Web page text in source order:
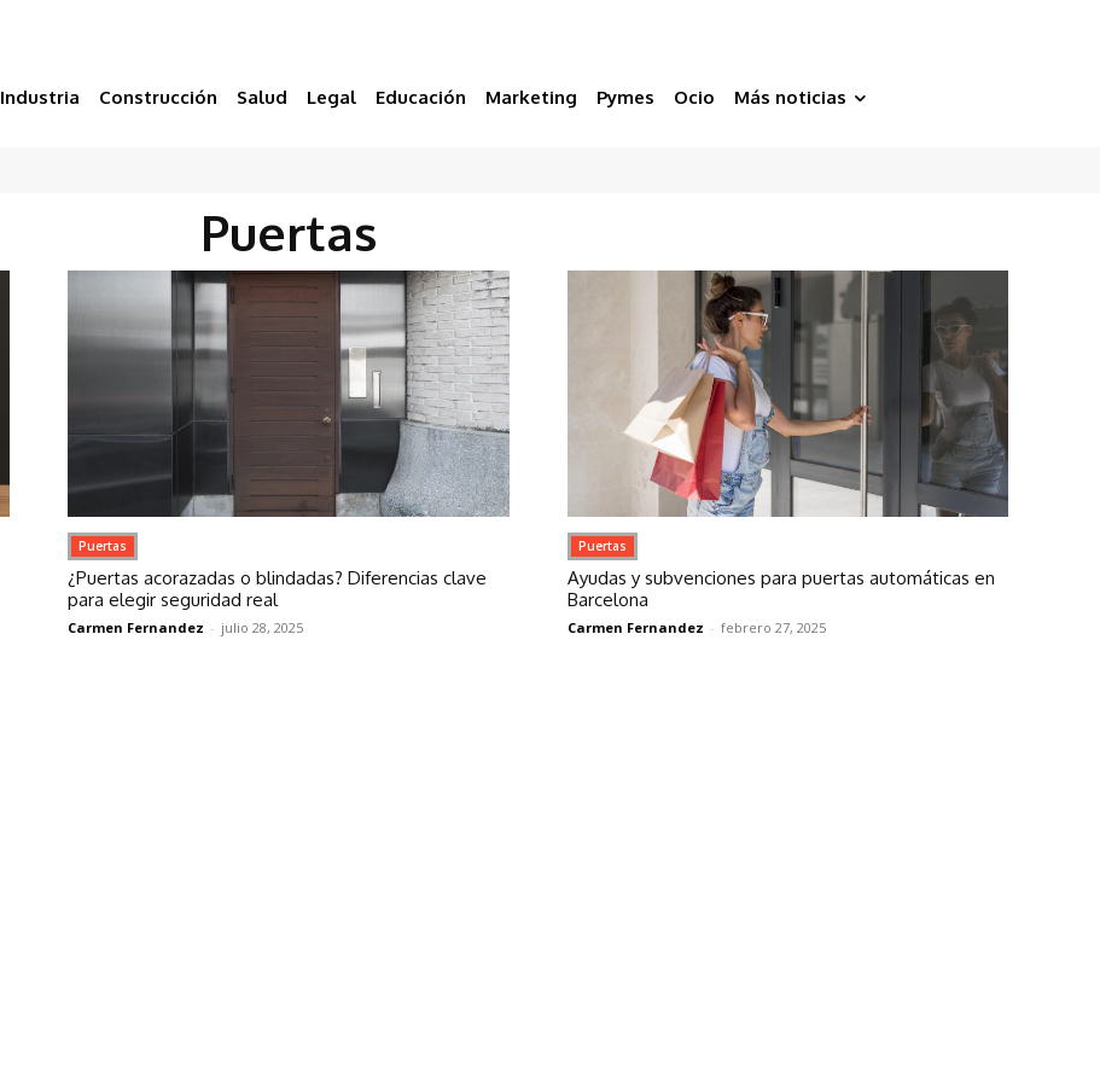
Industria Construcción Salud Legal Educación Marketing Pymes Ocio Más noticias
Puertas
Puertas
¿Puertas acorazadas o blindadas? Diferencias clave
para elegir seguridad real
Carmen Fernandez - julio 28, 2025
Puertas
Ayudas y subvenciones para puertas automáticas en
Barcelona
Carmen Fernandez - febrero 27, 2025